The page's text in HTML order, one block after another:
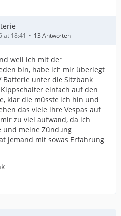
at 18:41 13 Antworten
weil ich mit der
bin, habe ich mir überlegt
Batterie unter die Sitzbank
einfach auf den
klar die müsste ich hin und
das viele ihre Vespas auf
zu viel aufwand, da ich
und meine Zündung
jemand mit sowas Erfahrung